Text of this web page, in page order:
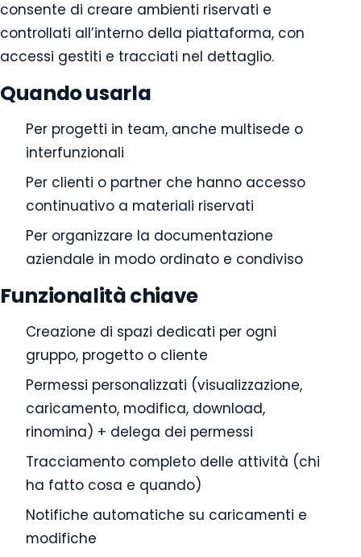
consente di creare ambienti riservati e
controllati all’interno della piattaforma, con
accessi gestiti e tracciati nel dettaglio.
Quando usarla
Per progetti in team, anche multisede o
interfunzionali
Per clienti o partner che hanno accesso
continuativo a materiali riservati
Per organizzare la documentazione
aziendale in modo ordinato e condiviso
Funzionalità chiave
Creazione di spazi dedicati per ogni
gruppo, progetto o cliente
Permessi personalizzati (visualizzazione,
caricamento, modifica, download,
rinomina) + delega dei permessi
Tracciamento completo delle attività (chi
ha fatto cosa e quando)
Notifiche automatiche su caricamenti e
modifiche